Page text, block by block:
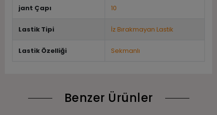
jant Çapı 10
Lastik Tipi İz Bırakmayan Lastik
Lastik Özelliği Sekmanlı
Benzer Ürünler